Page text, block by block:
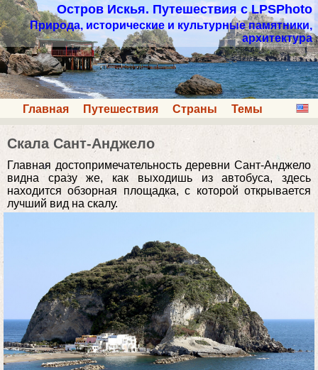
Остров Искья. Путешествия с LPSPhoto
Природа, исторические и культурные памятники,
архитектура
Главная Путешествия Страны Темы
Скала Сант-Анджело
Главная достопримечательность деревни Сант-Анджело
видна сразу же, как выходишь из автобуса, здесь
находится обзорная площадка, с которой открывается
лучший вид на скалу.